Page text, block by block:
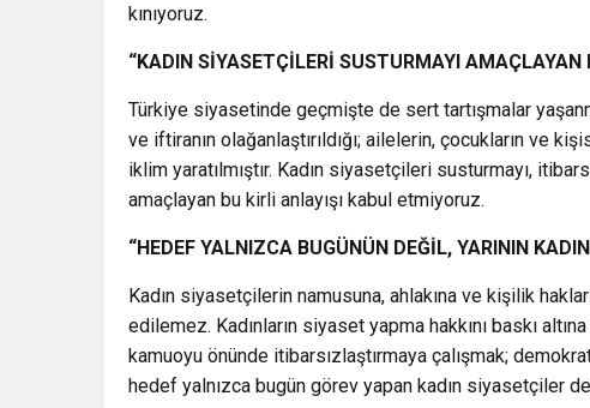
kınıyoruz.
“KADIN SİYASETÇİLERİ SUSTURMAYI AMAÇLAYAN
Türkiye siyasetinde geçmişte de sert tartışmalar
ve iftiranın olağanlaştırıldığı; ailelerin, çocukların ve
iklim yaratılmıştır. Kadın siyasetçileri susturmayı,
amaçlayan bu kirli anlayışı kabul etmiyoruz.
“HEDEF YALNIZCA BUGÜNÜN DEĞİL, YARININ
Kadın siyasetçilerin namusuna, ahlakına ve kişilik
edilemez. Kadınların siyaset yapma hakkını baskı
kamuoyu önünde itibarsızlaştırmaya çalışmak;
hedef yalnızca bugün görev yapan kadın siyasetçiler